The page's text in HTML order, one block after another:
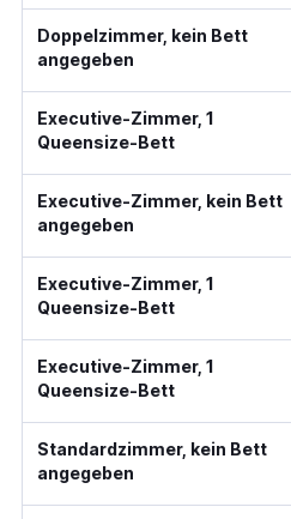
Doppelzimmer, kein Bett
angegeben
Executive-Zimmer, 1
Queensize-Bett
Executive-Zimmer, kein Bett
angegeben
Executive-Zimmer, 1
Queensize-Bett
Executive-Zimmer, 1
Queensize-Bett
Standardzimmer, kein Bett
angegeben